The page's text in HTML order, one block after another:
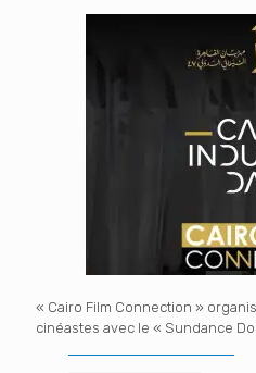
« Cairo Film Connection »
cinéastes avec le « Sundance